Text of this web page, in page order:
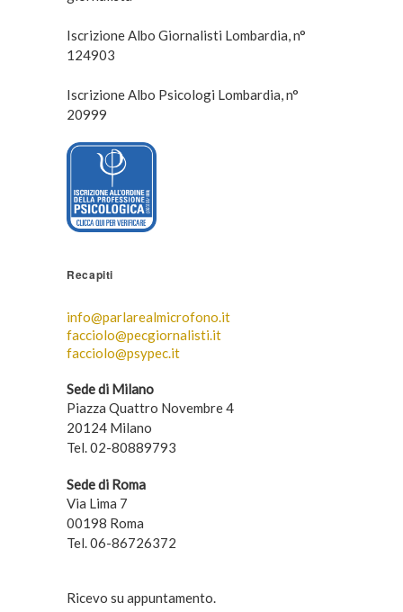
Iscrizione Albo Giornalisti Lombardia, n°
124903
Iscrizione Albo Psicologi Lombardia, n°
20999
Recapiti
info@parlarealmicrofono.it
facciolo@pecgiornalisti.it
facciolo@psypec.it
Sede di Milano
Piazza Quattro Novembre 4
20124 Milano
Tel. 02-80889793
Sede di Roma
Via Lima 7
00198 Roma
Tel. 06-86726372
Ricevo su appuntamento.